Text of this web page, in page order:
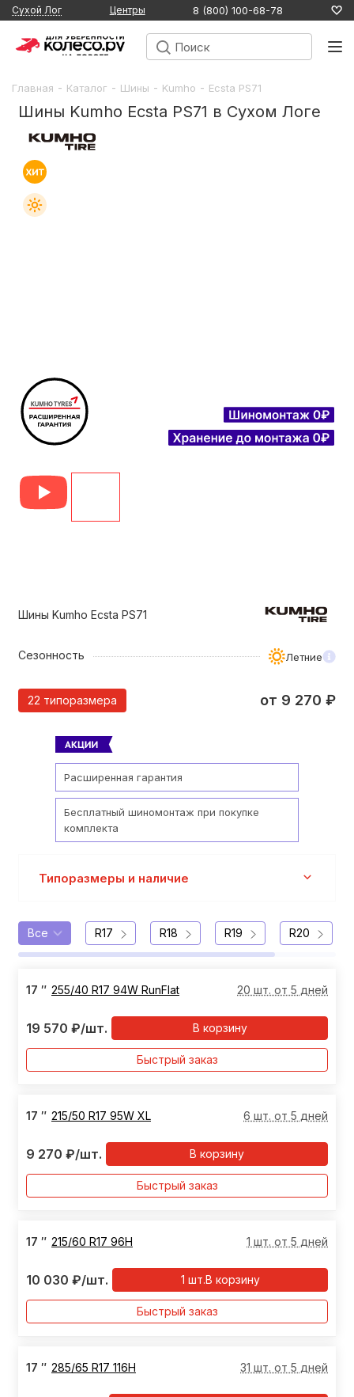
Сухой Лог Центры 8 (800) 100-68-78
Главная - Каталог - Шины - Kumho - Ecsta PS71
Шины Kumho Ecsta PS71 в Сухом Логе
Шины Kumho Ecsta PS71
Сезонность Летние
22 типоразмера от 9 270 ₽
Расширенная гарантия
Бесплатный шиномонтаж при покупке
комплекта
Типоразмеры и наличие
Все R17 R18 R19 R20
17 ″ 255/40 R17 94W RunFlat 20 шт. от 5 дней
19 570 ₽/шт. В корзину
Быстрый заказ
17 ″ 215/50 R17 95W XL 6 шт. от 5 дней
9 270 ₽/шт. В корзину
Быстрый заказ
17 ″ 215/60 R17 96H 1 шт. от 5 дней
10 030 ₽/шт. В корзину
1 шт.
Быстрый заказ
17 ″ 285/65 R17 116H 31 шт. от 5 дней